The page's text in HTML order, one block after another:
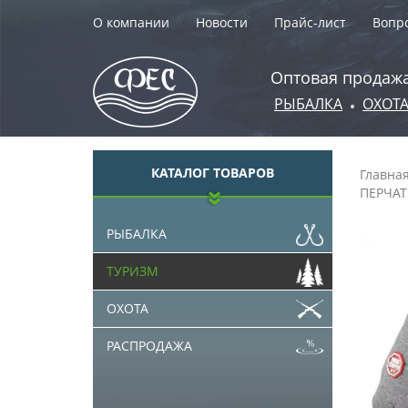
О компании Новости Прайс-лист
Оптовая
РЫБАЛКА • ОХОТА
КАТАЛОГ ТОВАРОВ
РЫБАЛКА
ТУРИЗМ
ОХОТА
РАСПРОДАЖА
Главная